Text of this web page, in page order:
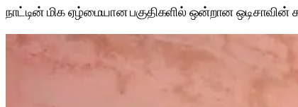
நாட்டின் மிக ஏழ்மையான பகுதிகளில் ஒன்றான